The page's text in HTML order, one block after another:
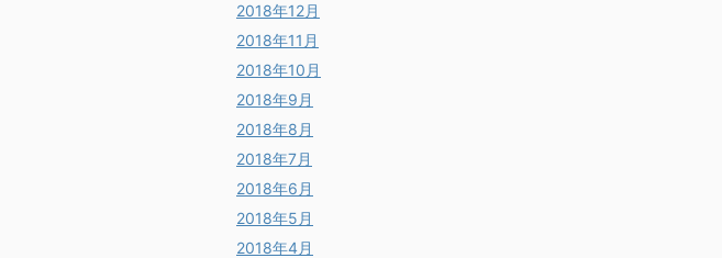
2018年12月
2018年11月
2018年10月
2018年9月
2018年8月
2018年7月
2018年6月
2018年5月
2018年4月